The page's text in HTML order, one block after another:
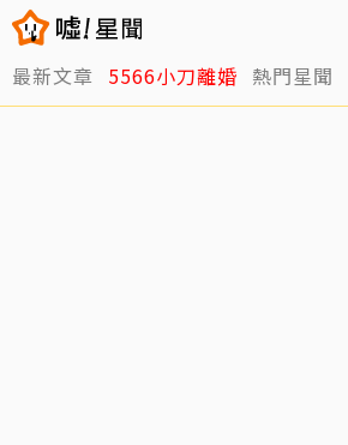
最新文章 5566小刀離婚 熱門星聞